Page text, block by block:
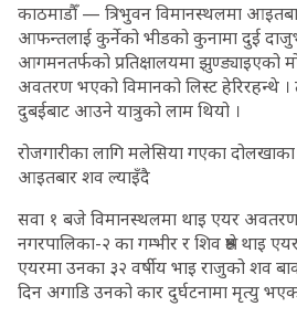
काठमाडौँ — त्रिभुवन विमानस्थलमा
आफन्तलाई कुर्नेको भीडको कुनामा दुई
आगमनतर्फको प्रतिक्षालयमा झुण्ड्याइएको
अवतरण भएको विमानको लिस्ट हेरिरहन्थे ।
दुबईबाट आउने यात्रुको लाम थियो ।
रोजगारीका लागि मलेसिया गएका दोलखाका
आइतबार शव ल्याइँदै
सवा १ बजे विमानस्थलमा थाइ एयर
नगरपालिका-२ का गम्भीर र शिव श्रेष्ठ थाइ
एयरमा उनका ३२ वर्षीय भाइ राजुको शव
दिन अगाडि उनको कार दुर्घटनामा मृत्यु